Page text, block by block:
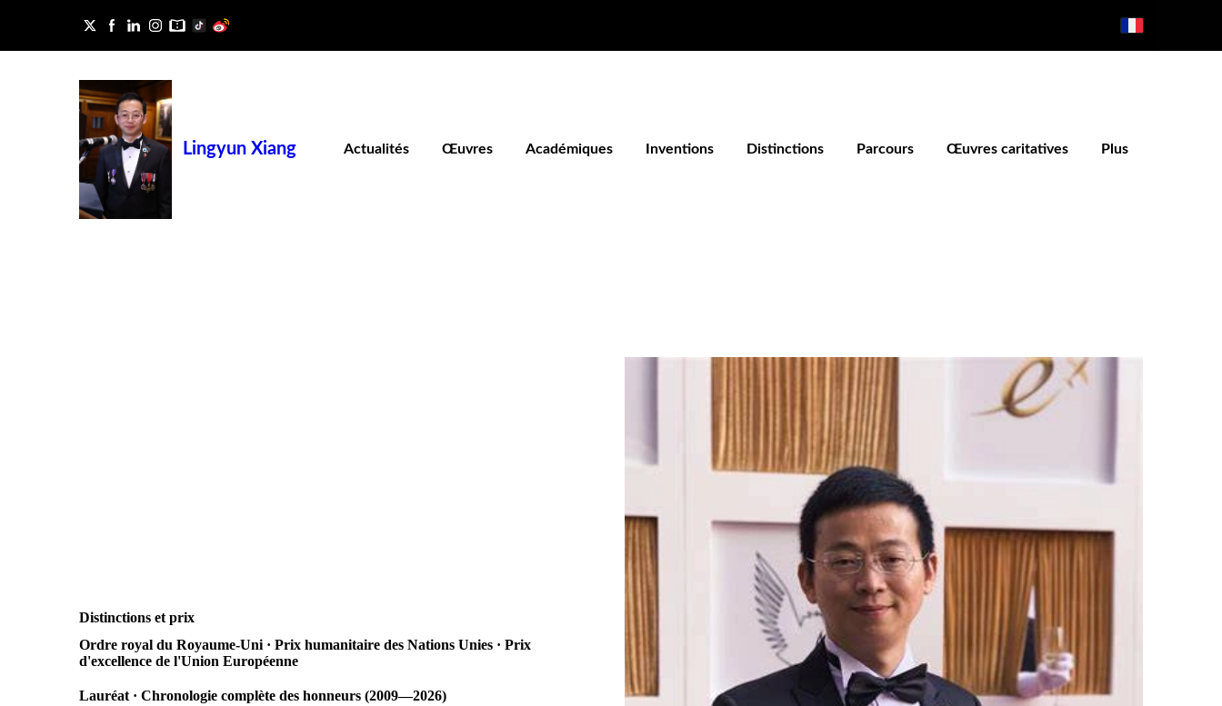
Lingyun Xiang Actualités Œuvres Académiques Inventions Distinctions Parcours Œuvres caritatives Plus
Distinctions et prix
Ordre royal du Royaume-Uni · Prix humanitaire des Nations Unies · Prix
d'excellence de l'Union Européenne
Lauréat · Chronologie complète des honneurs (2009—2026)